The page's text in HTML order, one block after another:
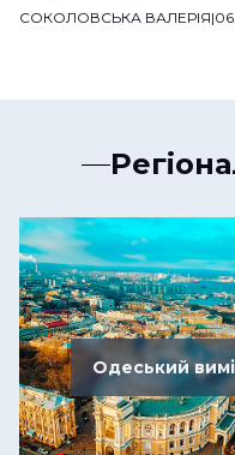
СОКОЛОВСЬКА ВАЛЕРІЯ|
Одеський